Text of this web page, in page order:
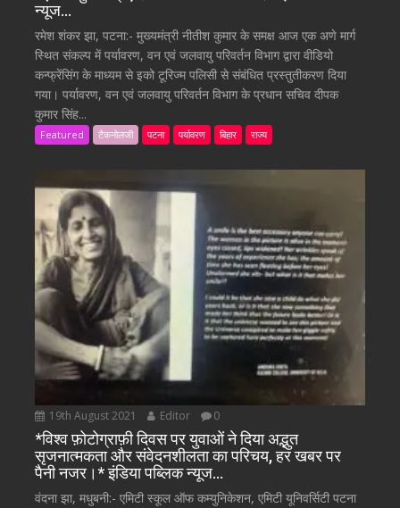
न्यूज…
रमेश शंकर झा, पटना:- मुख्यमंत्री नीतीश कुमार के समक्ष आज एक अणे मार्ग
स्थित संकल्प में पर्यावरण, वन एवं जलवायु परिवर्तन विभाग द्वारा वीडियो
कन्फ्रेंसिंग के माध्यम से इको टूरिज्म पलिसी से संबंधित प्रस्तुतीकरण दिया
गया। पर्यावरण, वन एवं जलवायु परिवर्तन विभाग के प्रधान सचिव दीपक
कुमार सिंह...
Featured टैकनोलजी पटना पर्यावरण बिहार राज्य
19th August 2021 Editor 0
*विश्व फ़ोटोग्राफ़ी दिवस पर युवाओं ने दिया अद्भुत
सृजनात्मकता और संवेदनशीलता का परिचय, हर खबर पर
पैनी नजर।* इंडिया पब्लिक न्यूज…
वंदना झा, मधुबनी:- एमिटी स्कूल ऑफ कम्युनिकेशन, एमिटी यूनिवर्सिटी पटना